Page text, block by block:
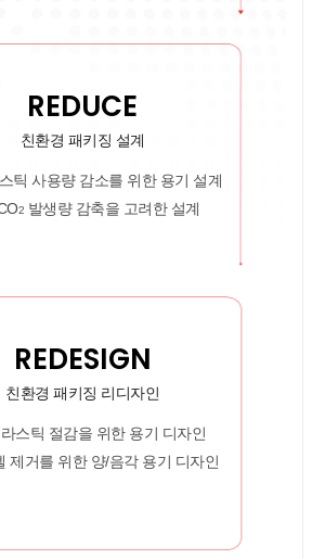
REDUCE
친환경 패키징 설계
틱 사용량 감소를 위한 용기 설계
2 발생량 감축을 고려한 설계
REDESIGN
친환경 패키징 리디자인
스틱 절감을 위한 용기 디자인
제거를 위한 양/음각 용기 디자인